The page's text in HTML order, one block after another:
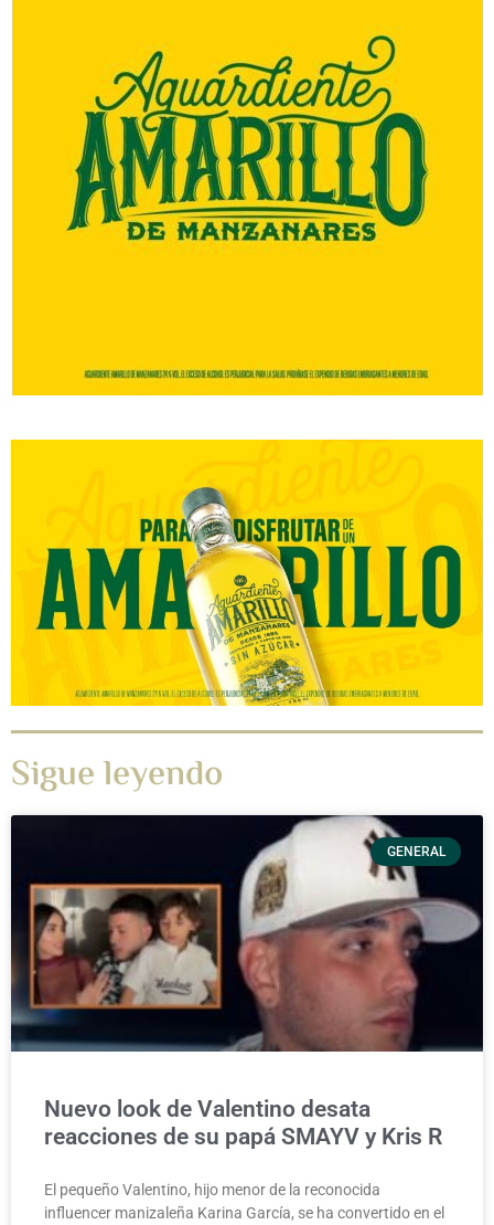
Sigue leyendo
GENERAL
Nuevo look de Valentino desata
reacciones de su papá SMAYV y Kris R
El pequeño Valentino, hijo menor de la reconocida
influencer manizaleña Karina García, se ha convertido en el